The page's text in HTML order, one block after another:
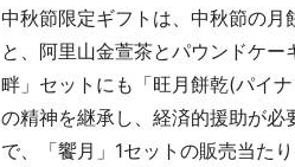
中秋節限定ギフトは、中秋節の月
と、阿里山金萱茶とパウンドケ
畔」セットにも「旺月餅乾(パイ
の精神を継承し、経済的援助が必
で、「饗月」1セットの販売当た